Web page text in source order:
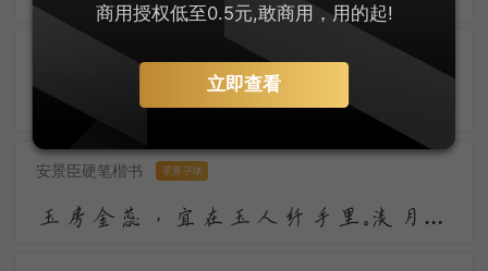
零售字体
安景臣硬笔楷书 零售字体
玉房金蕊，宜在玉人纤手里。淡月朦胧，更有微微弄袖风。温香熟美，醉慢云鬟垂两耳。多谢春工，不是花红是玉红。
商用授权低至0.5元,敢商用，用的起!
立即查看